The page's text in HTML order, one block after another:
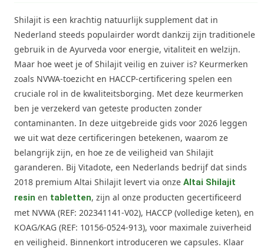
Shilajit is een krachtig natuurlijk supplement dat in
Nederland steeds populairder wordt dankzij zijn traditionele
gebruik in de Ayurveda voor energie, vitaliteit en welzijn.
Maar hoe weet je of Shilajit veilig en zuiver is? Keurmerken
zoals NVWA-toezicht en HACCP-certificering spelen een
cruciale rol in de kwaliteitsborging. Met deze keurmerken
ben je verzekerd van geteste producten zonder
contaminanten. In deze uitgebreide gids voor 2026 leggen
we uit wat deze certificeringen betekenen, waarom ze
belangrijk zijn, en hoe ze de veiligheid van Shilajit
garanderen. Bij Vitadote, een Nederlands bedrijf dat sinds
2018 premium Altai Shilajit levert via onze Altai Shilajit
resin en tabletten, zijn al onze producten gecertificeerd
met NVWA (REF: 202341141-V02), HACCP (volledige keten), en
KOAG/KAG (REF: 10156-0524-913), voor maximale zuiverheid
en veiligheid. Binnenkort introduceren we capsules. Klaar